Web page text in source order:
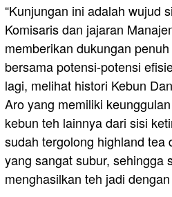
“Kunjungan ini adalah wujud
Komisaris dan jajaran
memberikan dukungan
bersama potensi-potensi
lagi, melihat histori Kebun
Aro yang memiliki
kebun teh lainnya dari sisi
sudah tergolong highland tea
yang sangat subur, sehingga
menghasilkan teh jadi